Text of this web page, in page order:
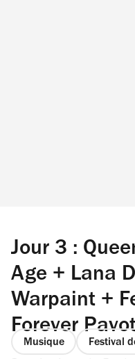
Jour 3 :
Age + Lana
Warpaint +
Forever
Musique Festival